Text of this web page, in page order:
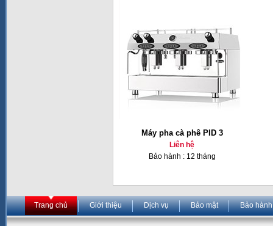
Máy pha cà phê PID 3
Liên hệ
Bảo hành : 12 tháng
Trang chủ Giới thiệu Dịch vụ Bảo mật Bảo hành